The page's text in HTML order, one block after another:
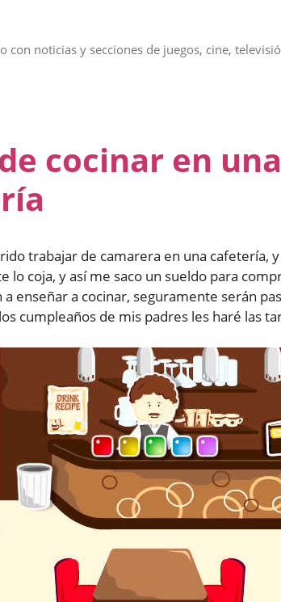
con noticias y secciones de juegos, cine,
cocinar en
trabajar de camarera en una cafetería,
lo coja, y así me saco un sueldo para
enseñar a cocinar, seguramente serán
cumpleaños de mis padres les haré las